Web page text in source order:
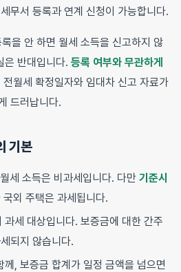
무서 등록과 연계 신청이 가능합니다.
을 안 하면 월세 소득을 신고하지 않
은 반대입니다. 등록 여부와 무관하게
전월세 확정일자와 임대차 신고 자료가
드러납니다.
기본
세 소득은 비과세입니다. 다만 기준시
국외 주택은 과세됩니다.
세 대상입니다. 보증금에 대한 간주
되지 않습니다.
, 보증금 합계가 일정 금액을 넘으면